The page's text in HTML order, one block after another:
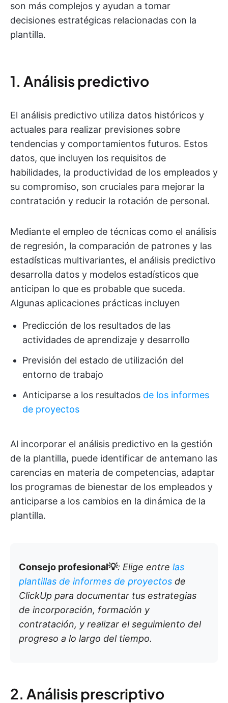
son más complejos y ayudan a tomar
decisiones estratégicas relacionadas con la
plantilla.
1. Análisis predictivo
El análisis predictivo utiliza datos históricos y
actuales para realizar previsiones sobre
tendencias y comportamientos futuros. Estos
datos, que incluyen los requisitos de
habilidades, la productividad de los empleados y
su compromiso, son cruciales para mejorar la
contratación y reducir la rotación de personal.
Mediante el empleo de técnicas como el análisis
de regresión, la comparación de patrones y las
estadísticas multivariantes, el análisis predictivo
desarrolla datos y modelos estadísticos que
anticipan lo que es probable que suceda.
Algunas aplicaciones prácticas incluyen
Predicción de los resultados de las
actividades de aprendizaje y desarrollo
Previsión del estado de utilización del
entorno de trabajo
Anticiparse a los resultados de los informes
de proyectos
Al incorporar el análisis predictivo en la gestión
de la plantilla, puede identificar de antemano las
carencias en materia de competencias, adaptar
los programas de bienestar de los empleados y
anticiparse a los cambios en la dinámica de la
plantilla.
Consejo profesional💡: Elige entre las
plantillas de informes de proyectos de
ClickUp para documentar tus estrategias
de incorporación, formación y
contratación, y realizar el seguimiento del
progreso a lo largo del tiempo.
2. Análisis prescriptivo